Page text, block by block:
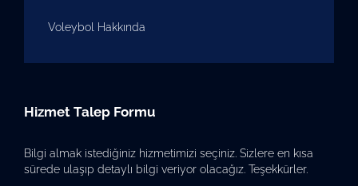
Voleybol Hakkında
Hizmet Talep Formu
Bilgi almak istediğiniz hizmetimizi seçiniz. Sizlere en kısa
sürede ulaşıp detaylı bilgi veriyor olacağız. Teşekkürler.